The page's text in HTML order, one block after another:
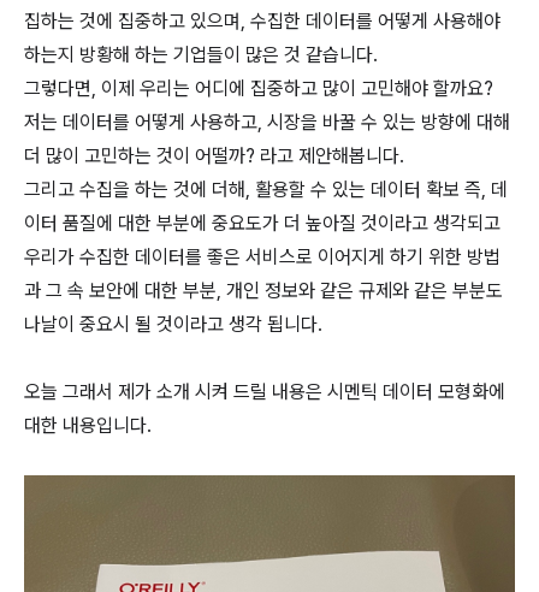
집하는 것에 집중하고 있으며, 수집한 데이터를 어떻게 사용해야
하는지 방황해 하는 기업들이 많은 것 같습니다.
그렇다면, 이제 우리는 어디에 집중하고 많이 고민해야 할까요?
저는 데이터를 어떻게 사용하고, 시장을 바꿀 수 있는 방향에 대해
더 많이 고민하는 것이 어떨까? 라고 제안해봅니다.
그리고 수집을 하는 것에 더해, 활용할 수 있는 데이터 확보 즉, 데
이터 품질에 대한 부분에 중요도가 더 높아질 것이라고 생각되고
우리가 수집한 데이터를 좋은 서비스로 이어지게 하기 위한 방법
과 그 속 보안에 대한 부분, 개인 정보와 같은 규제와 같은 부분도
나날이 중요시 될 것이라고 생각 됩니다.
오늘 그래서 제가 소개 시켜 드릴 내용은 시멘틱 데이터 모형화에
대한 내용입니다.